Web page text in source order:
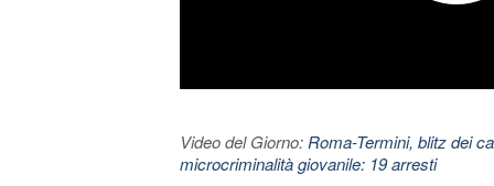
Video del Giorno: Roma-Termini, blitz dei
microcriminalità giovanile: 19 arresti